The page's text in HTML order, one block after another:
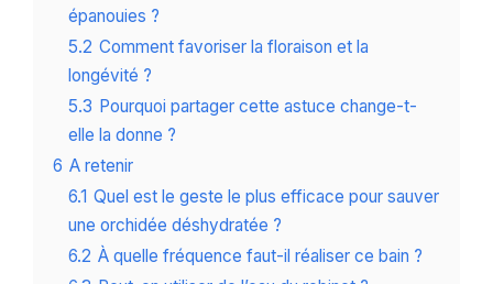
épanouies ?
5.2 Comment favoriser la floraison et la
longévité ?
5.3 Pourquoi partager cette astuce change-t-
elle la donne ?
6 A retenir
6.1 Quel est le geste le plus efficace pour sauver
une orchidée déshydratée ?
6.2 À quelle fréquence faut-il réaliser ce bain ?